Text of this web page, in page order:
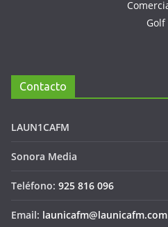
Contacto
LAUN1CAFM
Sonora Media
Teléfono: 925 816 096
Email: launicafm@launicafm.com